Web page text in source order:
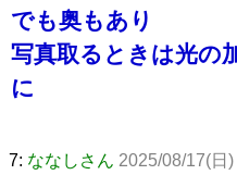
でも奥もあり
写真取るときは光の
に
7: ななしさん 2025/08/17(日